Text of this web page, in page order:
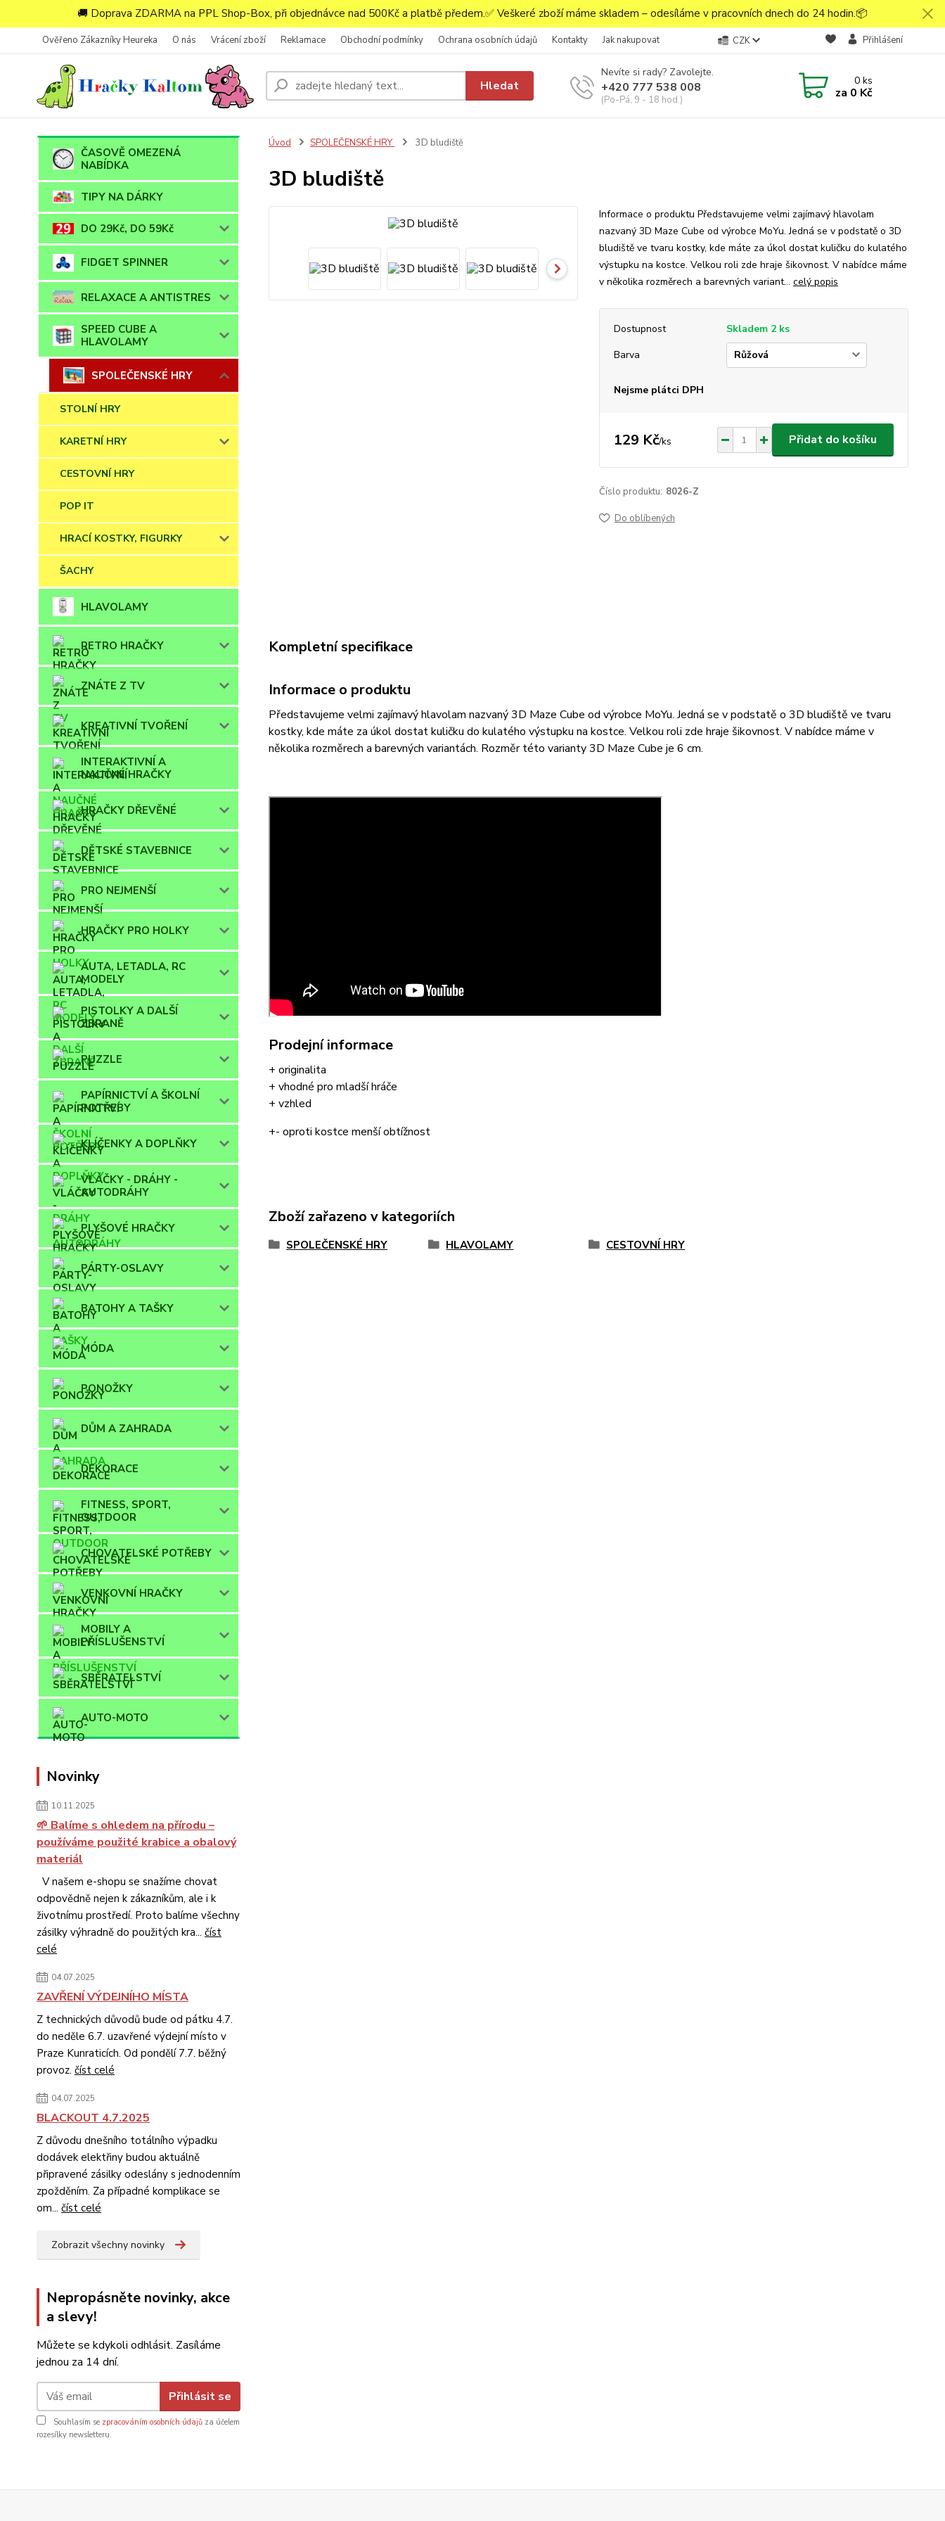
🚚 Doprava ZDARMA na PPL Shop-Box, při objednávce nad 500Kč a platbě předem.✅ Veškeré zboží máme skladem – odesíláme v pracovních dnech do 24 hodin.📦
Ověřeno Zákazníky Heureka O nás Vrácení zboží Reklamace Obchodní podmínky Ochrana osobních údajů Kontakty Jak nakupovat CZK Přihlášení
Hledat
Nevíte si rady? Zavolejte.
+420 777 538 008
(Po-Pá, 9 - 18 hod.)
0ks
za 0 Kč
ČASOVĚ OMEZENÁ
NABÍDKA
TIPY NA DÁRKY
DO 29Kč, DO 59Kč
FIDGET SPINNER
RELAXACE A ANTISTRES
SPEED CUBE A
HLAVOLAMY
SPOLEČENSKÉ HRY
STOLNÍ HRY
KARETNÍ HRY
CESTOVNÍ HRY
POP IT
HRACÍ KOSTKY, FIGURKY
ŠACHY
HLAVOLAMY
RETRO HRAČKY
ZNÁTE Z TV
KREATIVNÍ TVOŘENÍ
INTERAKTIVNÍ A
NAUČNÉ HRAČKY
HRAČKY DŘEVĚNÉ
DĚTSKÉ STAVEBNICE
PRO NEJMENŠÍ
HRAČKY PRO HOLKY
AUTA, LETADLA, RC
MODELY
PISTOLKY A DALŠÍ
ZBRANĚ
PUZZLE
PAPÍRNICTVÍ A ŠKOLNÍ
POTŘEBY
KLÍČENKY A DOPLŇKY
VLÁČKY - DRÁHY -
AUTODRÁHY
PLYŠOVÉ HRAČKY
PÁRTY-OSLAVY
BATOHY A TAŠKY
MÓDA
PONOŽKY
DŮM A ZAHRADA
DEKORACE
FITNESS, SPORT,
OUTDOOR
CHOVATELSKÉ POTŘEBY
VENKOVNÍ HRAČKY
MOBILY A
PŘÍSLUŠENSTVÍ
SBĚRATELSTVÍ
AUTO-MOTO
Novinky
10.11.2025
🌱 Balíme s ohledem na přírodu –
používáme použité krabice a obalový
materiál
V našem e-shopu se snažíme chovat
odpovědně nejen k zákazníkům, ale i k
životnímu prostředí. Proto balíme všechny
zásilky výhradně do použitých kra... číst
celé
04.07.2025
ZAVŘENÍ VÝDEJNÍHO MÍSTA
Z technických důvodů bude od pátku 4.7.
do neděle 6.7. uzavřené výdejní místo v
Praze Kunraticích. Od pondělí 7.7. běžný
provoz. číst celé
04.07.2025
BLACKOUT 4.7.2025
Z důvodu dnešního totálního výpadku
dodávek elektřiny budou aktuálně
připravené zásilky odeslány s jednodenním
zpožděním. Za případné komplikace se
om... číst celé
Zobrazit všechny novinky
Nepropásněte novinky, akce
a slevy!
Můžete se kdykoli odhlásit. Zasíláme
jednou za 14 dní.
Přihlásit se
Souhlasím se zpracováním osobních údajů za účelem
rozesílky newsletteru.
Úvod SPOLEČENSKÉ HRY 3D bludiště
3D bludiště
Informace o produktu Představujeme velmi zajímavý hlavolam
nazvaný 3D Maze Cube od výrobce MoYu. Jedná se v podstatě o 3D
bludiště ve tvaru kostky, kde máte za úkol dostat kuličku do kulatého
výstupku na kostce. Velkou roli zde hraje šikovnost. V nabídce máme
v několika rozměrech a barevných variant... celý popis
Dostupnost
Skladem 2 ks
Barva
Nejsme plátci DPH
129 Kč/ks Přidat do košíku
Číslo produktu: 8026-Z
Do oblíbených
Kompletní specifikace
Informace o produktu
Představujeme velmi zajímavý hlavolam nazvaný 3D Maze Cube od výrobce MoYu. Jedná se v podstatě o 3D bludiště ve tvaru
kostky, kde máte za úkol dostat kuličku do kulatého výstupku na kostce. Velkou roli zde hraje šikovnost. V nabídce máme v
několika rozměrech a barevných variantách. Rozměr této varianty 3D Maze Cube je 6 cm.
Prodejní informace
+ originalita
+ vhodné pro mladší hráče
+ vzhled
+- oproti kostce menší obtížnost
Zboží zařazeno v kategoriích
SPOLEČENSKÉ HRY HLAVOLAMY CESTOVNÍ HRY